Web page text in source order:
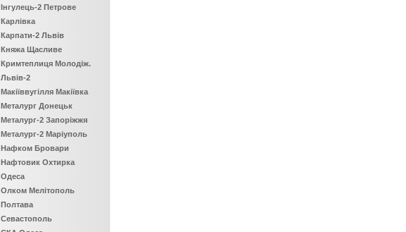
Інгулець-2 Петрове
Карлівка
Карпати-2 Львів
Княжа Щасливе
Кримтеплиця Молодіж.
Львів-2
Макіїввугілля Макіївка
Металург Донецьк
Металург-2 Запоріжжя
Металург-2 Маріуполь
Нафком Бровари
Нафтовик Охтирка
Одеса
Олком Мелітополь
Полтава
Севастополь